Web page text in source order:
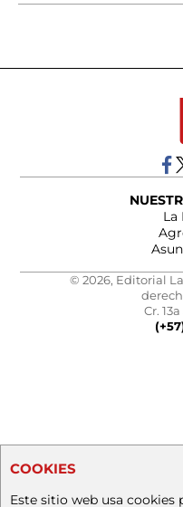
La
© 2026, Editorial
Cr.
COOKIES
Este sitio web usa cookies